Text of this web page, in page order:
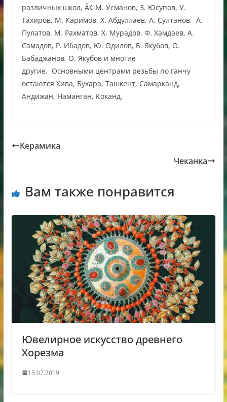
различных школ, Ã¢ М. Усманов, З. Юсупов, У.
Тахиров, М. Каримов, Х. Абдуллаев, А. Султанов, А.
Пулатов, М. Рахматов, Х. Мурадов, Ф. Хамдаев, А.
Самадов, Р. Ибадов, Ю. Одилов, Б. Якубов, О.
Бабаджанов, О. Якубов и многие
другие. Основными центрами резьбы по ганчу
остаются Хива, Бухара, Ташкент, Самарканд,
Андижан, Наманган, Коканд.
Керамика
Чеканка
Вам также понравится
Ювелирное искусство древнего
Хорезма
15.07.2019